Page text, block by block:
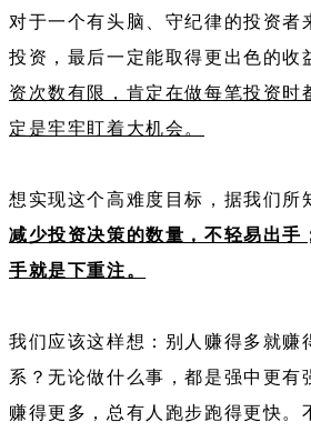
对于一个有头脑、守纪律的投资者
投资，最后一定能取得更出色的收
资次数有限，肯定在做每笔投资时
定是牢牢盯着大机会。
想实现这个高难度目标，据我们所
减少投资决策的数量，不轻易出手
手就是下重注。
我们应该这样想：别人赚得多就赚
系？无论做什么事，都是强中更有
赚得更多，总有人跑步跑得更快。